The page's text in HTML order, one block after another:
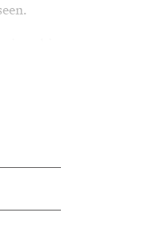
saa
vaikka